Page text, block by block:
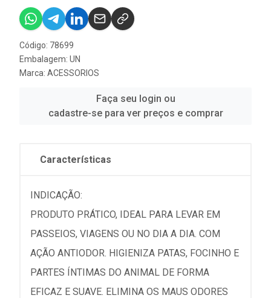
Código: 78699
Embalagem: UN
Marca: ACESSORIOS
Faça seu login ou
cadastre-se para ver preços e comprar
Características
INDICAÇÃO:
PRODUTO PRÁTICO, IDEAL PARA LEVAR EM
PASSEIOS, VIAGENS OU NO DIA A DIA. COM
AÇÃO ANTIODOR. HIGIENIZA PATAS, FOCINHO E
PARTES ÍNTIMAS DO ANIMAL DE FORMA
EFICAZ E SUAVE. ELIMINA OS MAUS ODORES